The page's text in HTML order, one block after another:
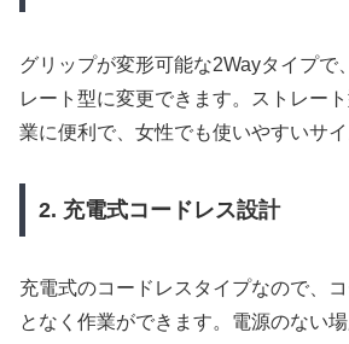
グリップが変形可能な2Wayタイプで
レート型に変更できます。ストレー
業に便利で、女性でも使いやすいサイ
2. 充電式コードレス設計
充電式のコードレスタイプなので、
となく作業ができます。電源のない